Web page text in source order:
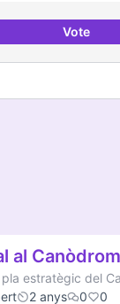
Vote
al Canòdrom
estratègic del
2 anys 0 0